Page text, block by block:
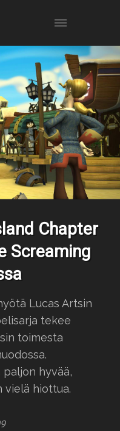
Chapter
Screaming
Lucas Artsin
tekee
toimesta
paljon hyvää,
vielä hiottua.